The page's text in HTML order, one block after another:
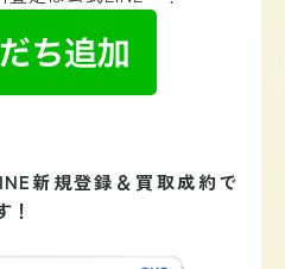
新規登録＆買取成約で
！